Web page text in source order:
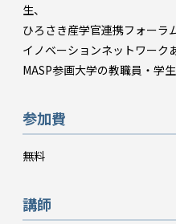
生、
ひろさき産学官連携フォーラ
イノベーションネットワーク
MASP参画大学の教職員・学生
参加費
無料
講師